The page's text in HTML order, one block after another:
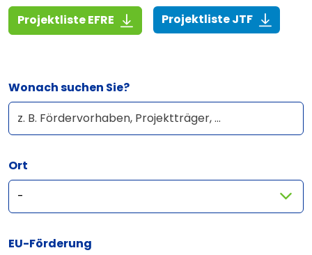
Projektliste EFRE (1,4 MiB)Projektliste JTF(268,6
Wonach suchen Sie?
Ort
EU-Förderung